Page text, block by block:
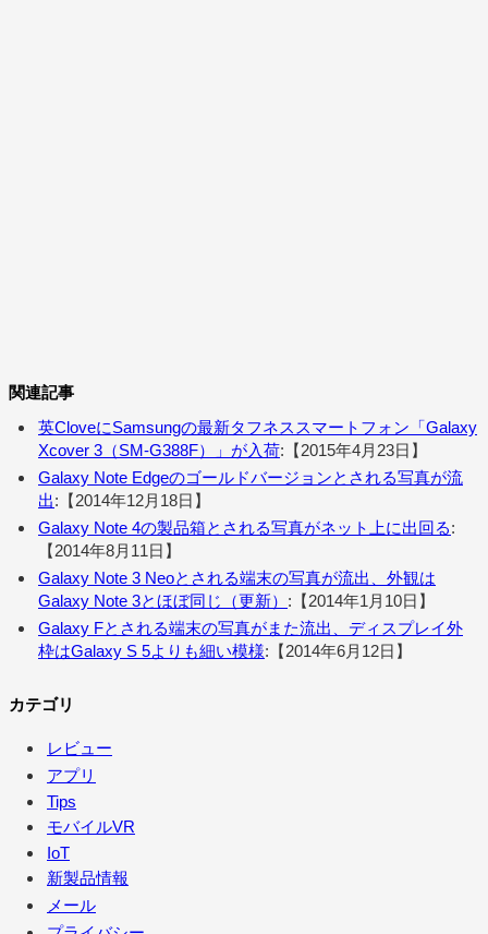
関連記事
英CloveにSamsungの最新タフネススマートフォン「Galaxy
Xcover 3（SM-G388F）」が入荷:【2015年4月23日】
Galaxy Note Edgeのゴールドバージョンとされる写真が流
出:【2014年12月18日】
Galaxy Note 4の製品箱とされる写真がネット上に出回る:
【2014年8月11日】
Galaxy Note 3 Neoとされる端末の写真が流出、外観は
Galaxy Note 3とほぼ同じ（更新） :【2014年1月10日】
Galaxy Fとされる端末の写真がまた流出、ディスプレイ外
枠はGalaxy S 5よりも細い模様:【2014年6月12日】
カテゴリ
レビュー
アプリ
Tips
モバイルVR
IoT
新製品情報
メール